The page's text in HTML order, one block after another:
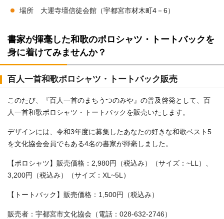
場所 大運寺壇信徒会館（宇都宮市材木町4－6）
書家が揮毫した和歌のポロシャツ・トートバックを
身に着けてみませんか？
百人一首和歌ポロシャツ・トートバック販売
このたび、『百人一首のまちうつのみや』の普及啓発として、百
人一首和歌ポロシャツ・トートバックを販売いたします。
デザインには、令和3年度に募集したあなたの好きな和歌ベスト5
を文化協会会員でもある4名の書家が揮毫しました。
【ポロシャツ】販売価格：2,980円（税込み）（サイズ：~LL）、
3,200円（税込み）（サイズ：XL~5L）
【トートバック】販売価格：1,500円（税込み）
販売者：宇都宮市文化協会（電話：028-632-2746）